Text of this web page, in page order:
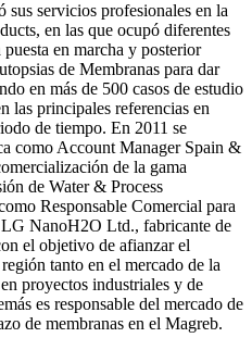
sus servicios profesionales en la
en las que ocupó diferentes
en marcha y posterior
de Membranas para dar
en más de 500 casos de estudio
las principales referencias en
de tiempo. En 2011 se
como Account Manager Spain &
de la gama
de Water & Process
Responsable Comercial para
LG NanoH2O Ltd., fabricante de
el objetivo de afianzar el
tanto en el mercado de la
proyectos industriales y de
es responsable del mercado de
de membranas en el Magreb.